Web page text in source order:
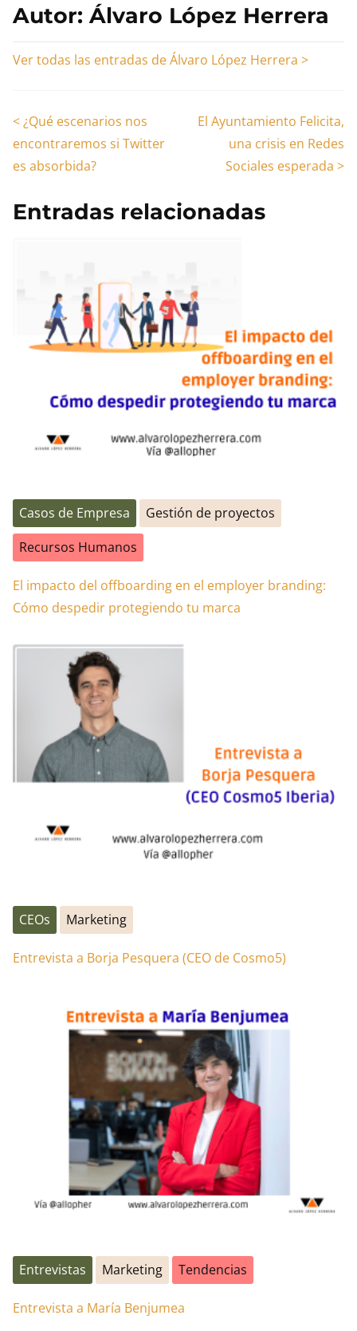
Autor: Álvaro López Herrera
Ver todas las entradas de Álvaro López Herrera >
Navegación
de
<¿Qué escenarios nos
encontraremos si Twitter
es absorbida?
El Ayuntamiento Felicita,
una crisis en Redes
Sociales esperada >
Entradas relacionadas
Casos de Empresa
Gestión de proyectos
Recursos Humanos
El impacto del offboarding en el employer branding:
Cómo despedir protegiendo tu marca
CEOs Marketing
Entrevista a Borja Pesquera (CEO de Cosmo5)
Entrevistas Marketing Tendencias
Entrevista a María Benjumea